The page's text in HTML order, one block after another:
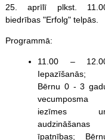
25. aprīlī plkst.
biedrības "Erfolg" telpās.
Programmā:
11.00 –
Iepazīšanās;
Bērnu 0 - 3
vecumposma
iezīmes
audzināšanas
īpatnības;